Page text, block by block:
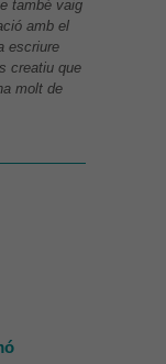
també vaig
amb el
escriure
creatiu que
molt de